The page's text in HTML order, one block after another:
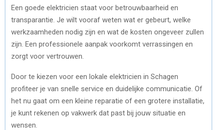
Een goede elektricien staat voor betrouwbaarheid en
transparantie. Je wilt vooraf weten wat er gebeurt, welke
werkzaamheden nodig zijn en wat de kosten ongeveer zullen
zijn. Een professionele aanpak voorkomt verrassingen en
zorgt voor vertrouwen.
Door te kiezen voor een lokale elektricien in Schagen
profiteer je van snelle service en duidelijke communicatie. Of
het nu gaat om een kleine reparatie of een grotere installatie,
je kunt rekenen op vakwerk dat past bij jouw situatie en
wensen.